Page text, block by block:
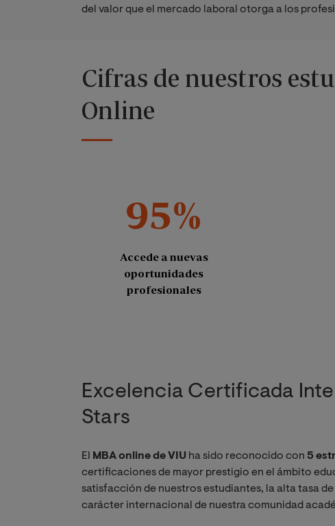
del valor que el mercado laboral otorga a los
Cifras de nuestros
Online
95%
Accede a nuevas
oportunidades
profesionales
Excelencia Certificada
Stars
El MBA online de VIU ha sido reconocido con 5
certificaciones de mayor prestigio en el ámbito
satisfacción de nuestros estudiantes, la alta tasa
carácter internacional de nuestra comunidad